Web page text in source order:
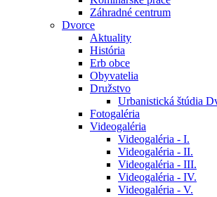
Záhradné centrum
Dvorce
Aktuality
História
Erb obce
Obyvatelia
Družstvo
Urbanistická štúdia
Fotogaléria
Videogaléria
Videogaléria - I.
Videogaléria - II.
Videogaléria - III.
Videogaléria - IV.
Videogaléria - V.